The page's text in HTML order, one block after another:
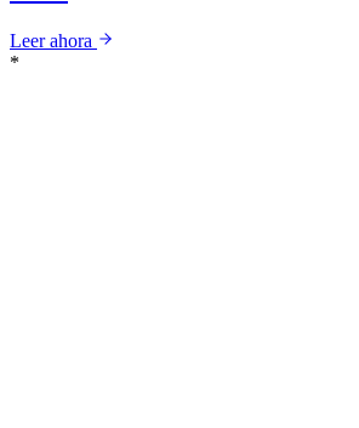
Leer ahora
*